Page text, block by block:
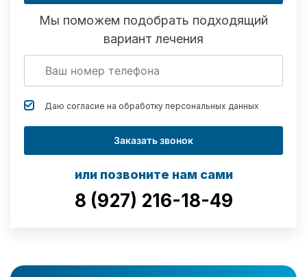
Мы поможем подобрать подходящий
вариант лечения
Даю согласие на обработку персональных данных
Заказать звонок
или позвоните нам сами
8 (927) 216-18-49